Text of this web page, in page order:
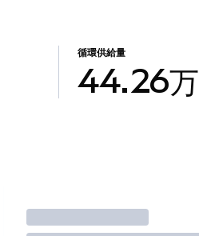
循環供給量
44.26万
取引